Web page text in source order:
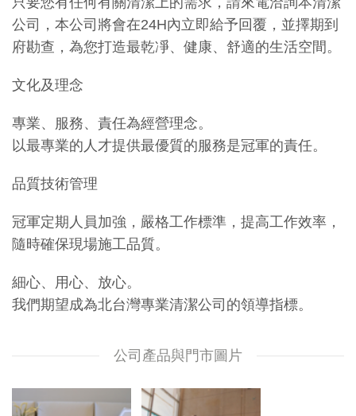
公司，本公司將會在24H內立即給予回覆，並擇期到
府勘查，為您打造最乾凈、健康、舒適的生活空間。
文化及理念
專業、服務、責任為經營理念。
以最專業的人才提供最優質的服務是冠軍的責任。
品質技術管理
冠軍定期人員加強，嚴格工作標準，提高工作效率，
隨時確保現場施工品質。
細心、用心、放心。
我們期望成為北台灣專業清潔公司的領導指標。
公司產品與門市圖片